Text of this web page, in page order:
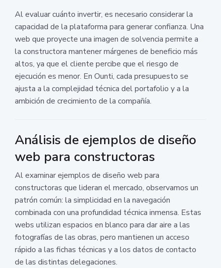
Al evaluar cuánto invertir, es necesario considerar la
capacidad de la plataforma para generar confianza. Una
web que proyecte una imagen de solvencia permite a
la constructora mantener márgenes de beneficio más
altos, ya que el cliente percibe que el riesgo de
ejecución es menor. En Ounti, cada presupuesto se
ajusta a la complejidad técnica del portafolio y a la
ambición de crecimiento de la compañía.
Análisis de ejemplos de diseño
web para constructoras
Al examinar ejemplos de diseño web para
constructoras que lideran el mercado, observamos un
patrón común: la simplicidad en la navegación
combinada con una profundidad técnica inmensa. Estas
webs utilizan espacios en blanco para dar aire a las
fotografías de las obras, pero mantienen un acceso
rápido a las fichas técnicas y a los datos de contacto
de las distintas delegaciones.